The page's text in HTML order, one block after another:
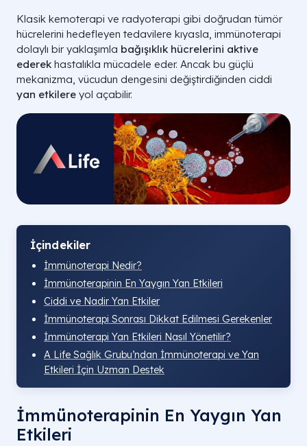
Klasik kemoterapi ve radyoterapi gibi doğrudan tümör
hücrelerini hedefleyen tedavilere kıyasla, immünoterapi
dolaylı bir yaklaşımla bağışıklık hücrelerini aktive
ederek hastalıkla mücadele eder. Ancak bu güçlü
mekanizma, vücudun dengesini değiştirdiğinden ciddi
yan etkilere yol açabilir.
İçindekiler
İmmünoterapi Nedir?
İmmünoterapinin En Yaygın Yan Etkileri
Ciddi ve Nadir Yan Etkiler
İmmünoterapi Sonrası Dikkat Edilmesi Gerekenler
İmmünoterapi Yan Etkileri Nasıl Yönetilir?
A Life Sağlık Grubu’ndan İmmünoterapi ve Yan
Etkileri İçin Uzman Destek
İmmünoterapinin En Yaygın Yan
Etkileri